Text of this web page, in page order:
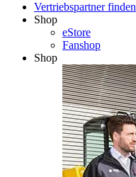
Vertriebspartner finden
Shop
eStore
Fanshop
Shop